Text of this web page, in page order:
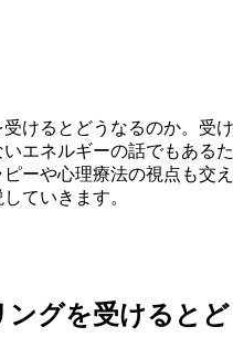
けるとどうなるのか。受
エネルギーの話でもある
ーや心理療法の視点も交
ていきます。
ングを受けると